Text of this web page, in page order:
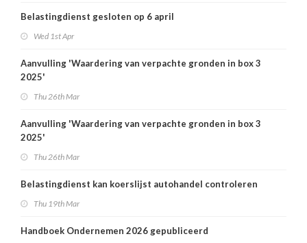
Belastingdienst gesloten op 6 april
Wed 1st Apr
Aanvulling 'Waardering van verpachte gronden in box 3
2025'
Thu 26th Mar
Aanvulling 'Waardering van verpachte gronden in box 3
2025'
Thu 26th Mar
Belastingdienst kan koerslijst autohandel controleren
Thu 19th Mar
Handboek Ondernemen 2026 gepubliceerd